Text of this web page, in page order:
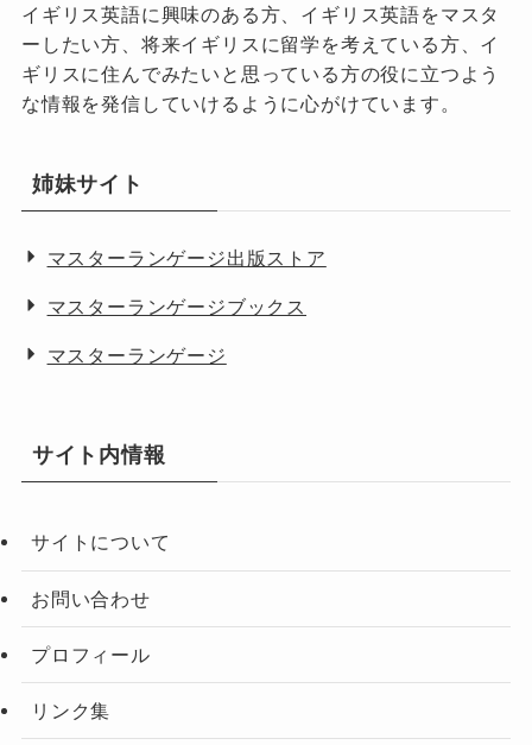
イギリス英語に興味のある方、イギリス英語をマスタ
ーしたい方、将来イギリスに留学を考えている方、イ
ギリスに住んでみたいと思っている方の役に立つよう
な情報を発信していけるように心がけています。
姉妹サイト
マスターランゲージ出版ストア
マスターランゲージブックス
マスターランゲージ
サイト内情報
サイトについて
お問い合わせ
プロフィール
リンク集